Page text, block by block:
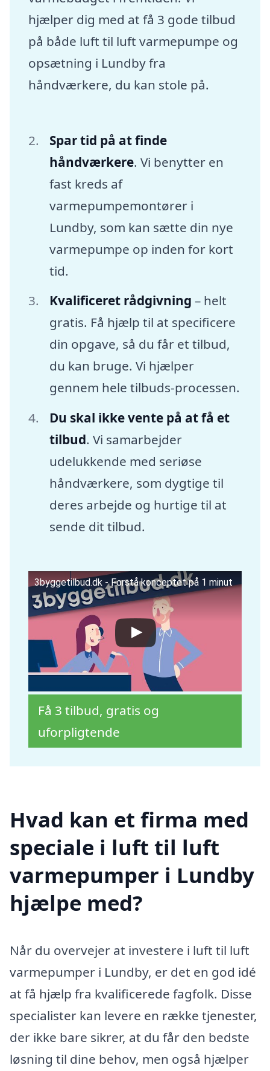
hjælper dig med at få 3 gode tilbud
på både luft til luft varmepumpe og
opsætning i Lundby fra
håndværkere, du kan stole på.
Spar tid på at finde
håndværkere. Vi benytter en
fast kreds af
varmepumpemontører i
Lundby, som kan sætte din nye
varmepumpe op inden for kort
tid.
Kvalificeret rådgivning – helt
gratis. Få hjælp til at specificere
din opgave, så du får et tilbud,
du kan bruge. Vi hjælper
gennem hele tilbuds-processen.
Du skal ikke vente på at få et
tilbud. Vi samarbejder
udelukkende med seriøse
håndværkere, som dygtige til
deres arbejde og hurtige til at
sende dit tilbud.
3byggetilbud.dk - Forstå konceptet på 1 minut
Få 3 tilbud, gratis og
uforpligtende
Hvad kan et firma med
speciale i luft til luft
varmepumper i Lundby
hjælpe med?
Når du overvejer at investere i luft til luft
varmepumper i Lundby, er det en god idé
at få hjælp fra kvalificerede fagfolk. Disse
specialister kan levere en række tjenester,
der ikke bare sikrer, at du får den bedste
løsning til dine behov, men også hjælper